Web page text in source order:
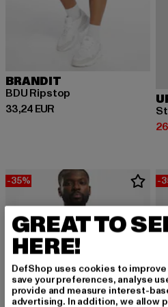
BRANDIT
BDU Ripstop
33,24 EUR
Derzeitiger Preis: 33,24 EUR
-35% -
GREAT TO
HERE!
DefShop uses cookies to
save your preferences, analyse
provide and measure interest-
advertising. In addition, we allow